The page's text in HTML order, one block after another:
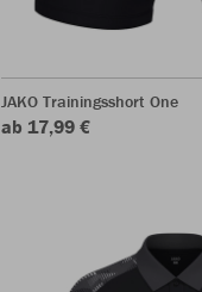
JAKO Trainingsshort One
ab 17,99 €